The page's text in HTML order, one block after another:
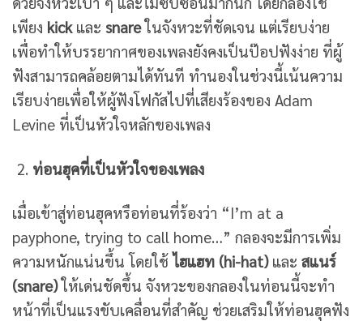
เพียง kickและ snareในจังหวะที่ชัดเจน แต่เรียบง่าย
เพื่อทำให้บรรยากาศของเพลงยังคงเป็นป๊อปฟังง่าย ที่ผู้
ฟังสามารถคล้อยตามได้ทันที ทำนองในช่วงนี้เน้นความ
เรียบง่ายเพื่อให้ผู้ฟังโฟกัสไปที่เสียงร้องของ Adam
Levine ที่เป็นหัวใจหลักของเพลง
ท่อนฮุคที่เป็นหัวใจของเพลง
เมื่อเข้าสู่ท่อนฮุคหรือท่อนที่ร้องว่า “I’m at a
payphone, trying to call home…” กลองจะมีการเพิ่ม
ความหนักแน่นขึ้น โดยใช้ไฮแฮท (hi-hat)และ สแนร์
(snare)ให้เด่นชัดขึ้น จังหวะของกลองในท่อนนี้จะทำ
หน้าที่เป็นแรงขับเคลื่อนที่สำคัญ ช่วยเสริมให้ท่อนฮุคฟัง